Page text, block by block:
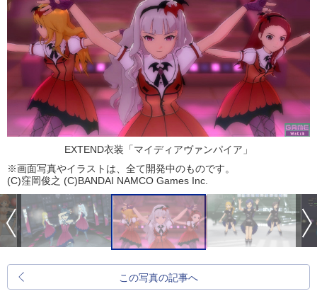
EXTEND衣装「マイディアヴァンパイア」
※画面写真やイラストは、全て開発中のものです。
(C)窪岡俊之 (C)BANDAI NAMCO Games Inc.
この写真の記事へ